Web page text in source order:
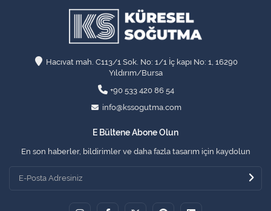
Hacıvat mah. C113/1 Sok. No: 1/1 İç kapı No: 1, 16290
Yıldırım/Bursa
+90 533 420 86 54
info@kssogutma.com
E Bültene Abone Olun
En son haberler, bildirimler ve daha fazla tasarım için kaydolun